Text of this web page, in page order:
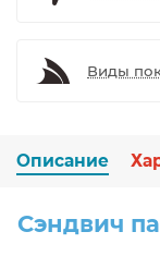
Виды
Описание
Сэндвич